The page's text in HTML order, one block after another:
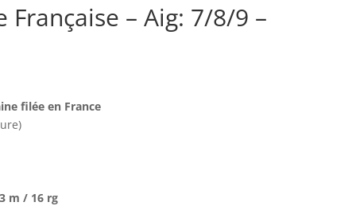
– Aig: 7/8/9 –
filée en France
m / 16 rg